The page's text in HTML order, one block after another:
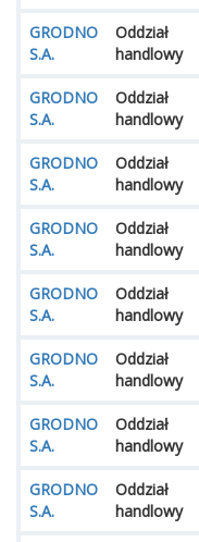
GRODNO
S.A.
Oddział
handlowy
GRODNO
S.A.
Oddział
handlowy
GRODNO
S.A.
Oddział
handlowy
GRODNO
S.A.
Oddział
handlowy
GRODNO
S.A.
Oddział
handlowy
GRODNO
S.A.
Oddział
handlowy
GRODNO
S.A.
Oddział
handlowy
GRODNO
S.A.
Oddział
handlowy